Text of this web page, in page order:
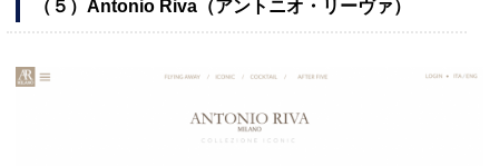
（５）Antonio Riva（アントニオ・リーヴァ）